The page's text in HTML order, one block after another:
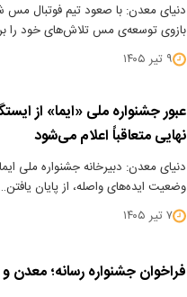
دنیای معدن: با صعود تیم فوتبال مس
بازوی توسعه‌ی مس تلاش‌های خود را بر
۹ تیر ۱۴۰۵
عبور جشنواره ملی «ایما» از
نهایی متعاقباً اعلام می‌شود
وضعیت ایده‌های واصله، از پایان یافتن…
۷ تیر ۱۴۰۵
فراخوان جشنواره رسانه؛ معدن